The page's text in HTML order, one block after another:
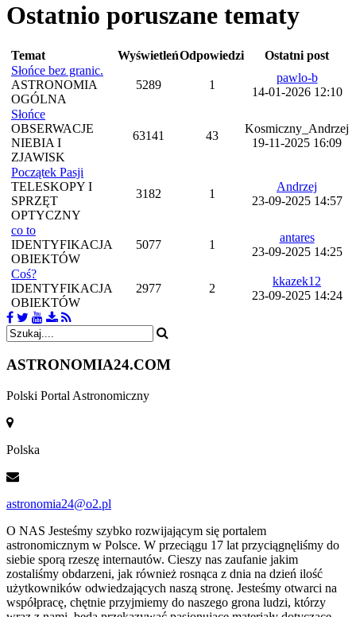
Ostatnio poruszane tematy
Temat WyświetleńOdpowiedzi
Ostatni post
Słońce bez granic.
ASTRONOMIA
OGÓLNA
5289 1
pawlo-b
14-01-2026 12:10
Słońce
OBSERWACJE
NIEBIA I
ZJAWISK
63141 43
Kosmiczny_Andrzej
19-11-2025 16:09
Początek Pasji
TELESKOPY I
SPRZĘT
OPTYCZNY
3182 1
Andrzej
23-09-2025 14:57
co to
IDENTYFIKACJA
OBIEKTÓW
5077 1
antares
23-09-2025 14:25
Coś?
IDENTYFIKACJA
OBIEKTÓW
2977 2
kkazek12
23-09-2025 14:24
ASTRONOMIA24.COM
Polski Portal Astronomiczny
Polska
astronomia24@o2.pl
O NAS Jesteśmy szybko rozwijającym się portalem
astronomicznym w Polsce. W przeciągu 17 lat przyciągnęliśmy do
siebie sporą rzeszę internautów. Cieszy nas zaufanie jakim
zostaliśmy obdarzeni, jak również rosnąca z dnia na dzień ilość
użytkowników odwiedzających naszą stronę. Jesteśmy otwarci na
współpracę, chętnie przyjmiemy do naszego grona ludzi, którzy